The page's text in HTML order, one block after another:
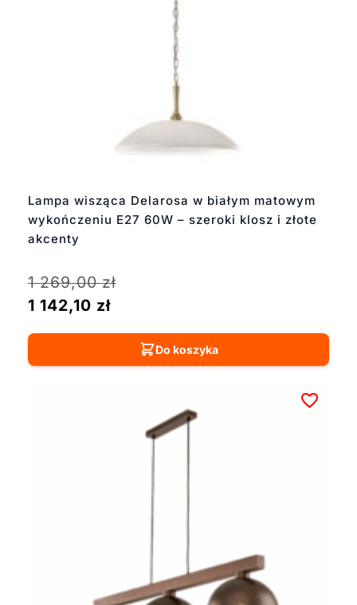
Lampa wisząca Delarosa w białym matowym
wykończeniu E27 60W – szeroki klosz i złote
akcenty
1 269,00zł
1 142,10 zł
Do koszyka